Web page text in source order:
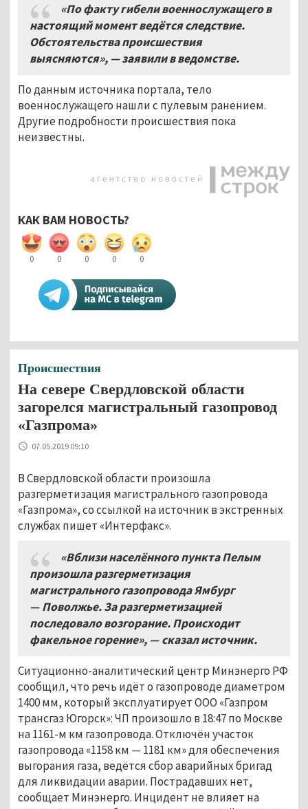
«По факту гибели военнослужащего в
настоящий момент ведётся следствие.
Обстоятельства происшествия
выясняются», — заявили в ведомстве.
По данным источника портала, тело
военнослужащего нашли с пулевым ранением.
Другие подробности происшествия пока
неизвестны.
КАК ВАМ НОВОСТЬ?
0 0 0 0 0
Происшествия
На севере Свердловской области
загорелся магистральный газопровод
«Газпрома»
07.05.2019 09:10
В Свердловской области произошла
разгерметизация магистрального газопровода
«Газпрома», со ссылкой на источник в экстренных
службах пишет «Интерфакс».
«Вблизи населённого пункта Пелым
произошла разгерметизация
магистрального газопровода Ямбург
— Поволжье. За разгерметизацией
последовало возгорание. Происходит
факельное горение», — сказал источник.
Ситуационно-аналитический центр Минэнерго РФ
сообщил, что речь идёт о газопроводе диаметром
1400 мм, который эксплуатирует ООО «Газпром
трансгаз Югорск»: ЧП произошло в 18:47 по Москве
на 1161-м км газопровода. Отключён участок
газопровода «1158 км — 1181 км» для обеспечения
выгорания газа, ведётся сбор аварийных бригад
для ликвидации аварии. Пострадавших нет,
сообщает Минэнерго. Инцидент не влияет на